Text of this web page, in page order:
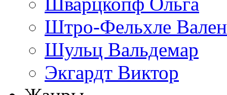
Штро-Фельхле
Шульц Вальдемар
Экгардт Виктор